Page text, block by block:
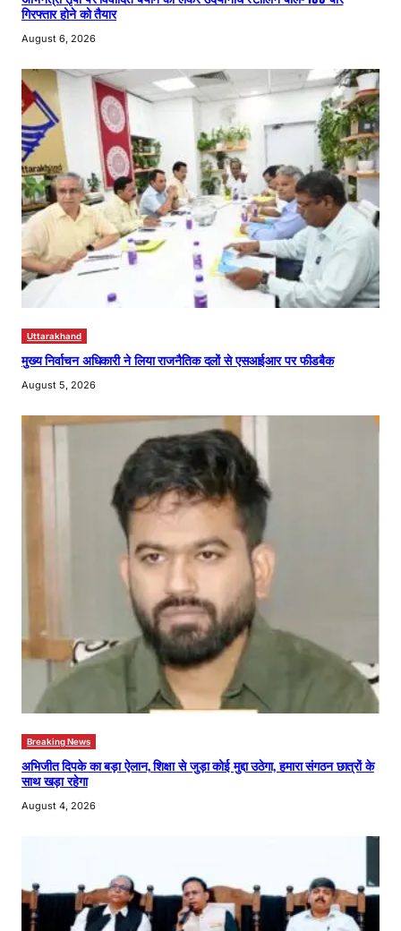
गिरफ्तार होने को तैयार
August 6, 2026
Uttarakhand
मुख्य निर्वाचन अधिकारी ने लिया राजनैतिक दलों से एसआईआर पर फीडबैक
August 5, 2026
Breaking News
अभिजीत दिपके का बड़ा ऐलान, शिक्षा से जुड़ा कोई मुद्दा उठेगा, हमारा संगठन छात्रों के
साथ खड़ा रहेगा
August 4, 2026